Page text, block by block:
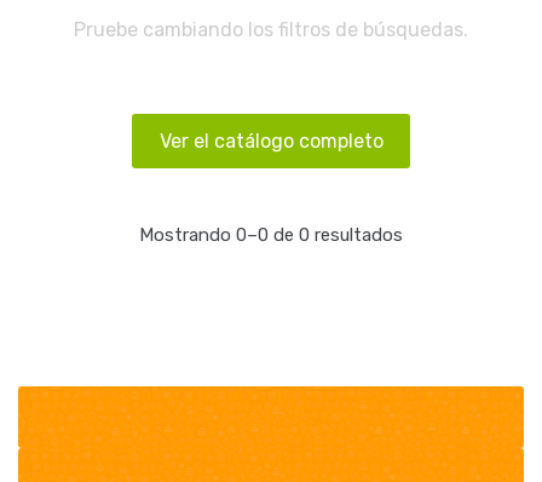
Pruebe cambiando los filtros de búsquedas.
Ver el catálogo completo
Mostrando 0–0 de 0 resultados